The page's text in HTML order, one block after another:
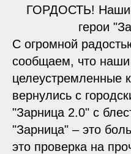
ГОРДОСТЬ! Наши
герои
С огромной
сообщаем, что
целеустремленные
вернулись с
"Зарница 2.0" с
"Зарница" – это
это проверка на